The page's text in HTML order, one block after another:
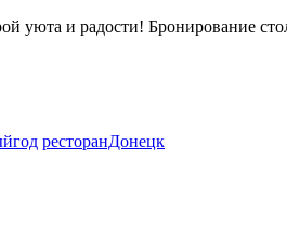
уюта и радости! Бронирование
ресторанДонецк